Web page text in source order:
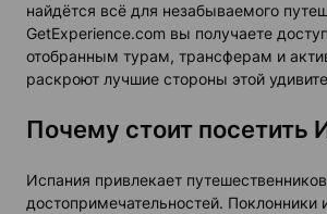
найдётся всё для незабываемого
GetExperience.com вы получаете
отобранным турам, трансферам и
раскроют лучшие стороны этой
Почему стоит посетить
Испания привлекает
достопримечательностей. Поклонники